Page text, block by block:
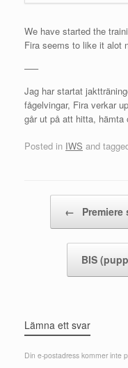
We have started the
Fira seems to like it alot
—–
Jag har startat
fågelvingar, Fira verkar
går ut på att hitta,
Posted in IWS and
←
BIS
Lämna ett svar
Din e-postadress kommer inte